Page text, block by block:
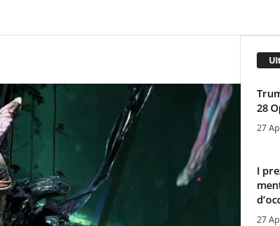
28
27
I
27